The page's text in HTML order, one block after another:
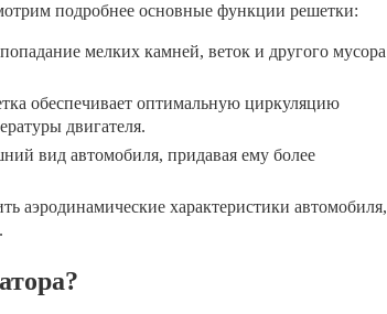
подробнее основные функции решетки:
мелких камней, веток и другого мусора
обеспечивает оптимальную циркуляцию
двигателя.
вид автомобиля, придавая ему более
аэродинамические характеристики автомобиля,